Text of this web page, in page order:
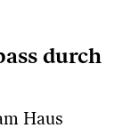
durch
Haus